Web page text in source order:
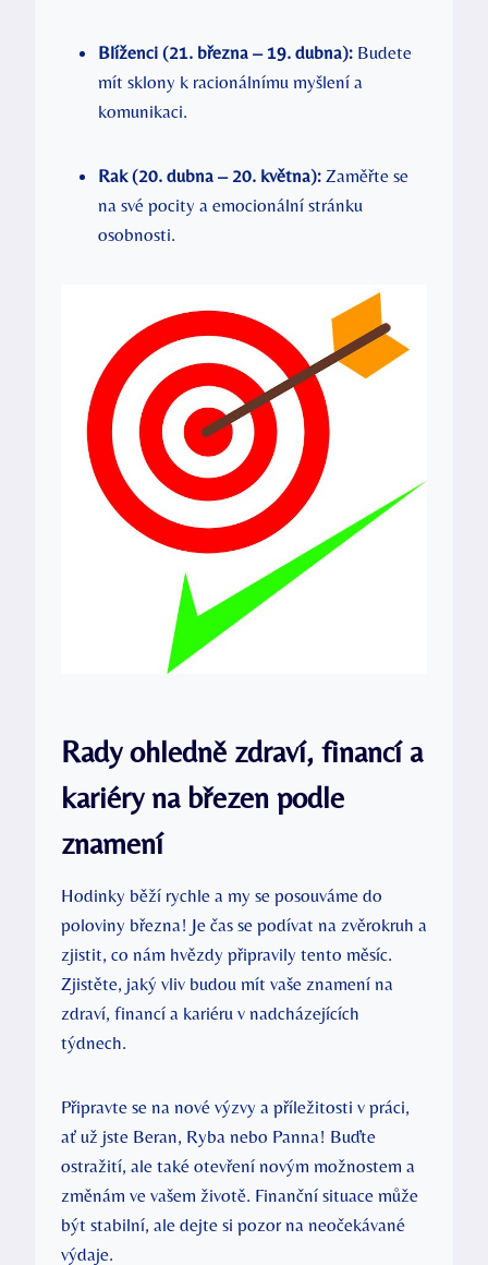
Blíženci (21. března – 19. dubna): Budete
mít sklony k racionálnímu myšlení a
komunikaci.
Rak (20. dubna – 20. května): Zaměřte se
na své pocity a emocionální stránku
osobnosti.
Rady ohledně zdraví, financí a
kariéry na březen podle
znamení
Hodinky běží rychle a my se posouváme do
poloviny března! Je čas se podívat na zvěrokruh a
zjistit, co nám hvězdy připravily tento měsíc.
Zjistěte, jaký vliv budou mít vaše znamení na
zdraví, financí a kariéru v nadcházejících
týdnech.
Připravte se na nové výzvy a příležitosti v práci,
ať už jste Beran, Ryba nebo Panna! Buďte
ostražití, ale také otevření novým možnostem a
změnám ve vašem životě. Finanční situace může
být stabilní, ale dejte si pozor na neočekávané
výdaje.